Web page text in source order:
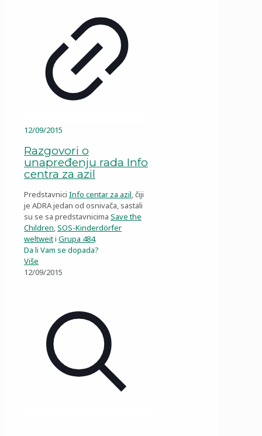
12/09/2015
Razgovori o
unapređenju rada Info
centra za azil
Predstavnici Info centar za azil, čiji
je ADRA jedan od osnivača, sastali
su se sa predstavnicima Save the
Children,SOS-Kinderdörfer
weltweiti Grupa 484.
Da li Vam se dopada?
Više
12/09/2015